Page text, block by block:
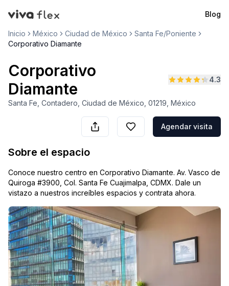
VivaFlex
Blog
Inicio México Ciudad de México
Santa Fe/Poniente
Corporativo Diamante
Corporativo
Diamante
4.3
Santa Fe, Contadero, Ciudad de México, 01219, México
Agendar visita
Sobre el espacio
Conoce nuestro centro en Corporativo Diamante. Av. Vasco de
Quiroga #3900, Col. Santa Fe Cuajimalpa, CDMX. Dale un
vistazo a nuestros increíbles espacios y contrata ahora.